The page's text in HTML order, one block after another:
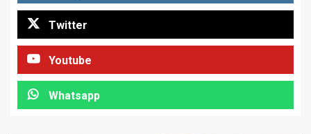
Twitter
Youtube
Whatsapp